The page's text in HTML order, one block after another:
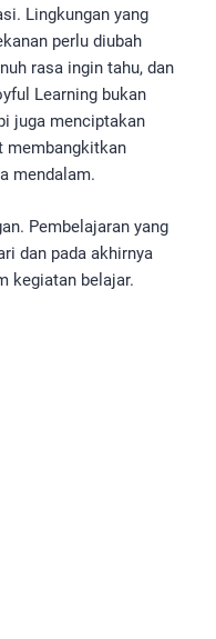
Lingkungan yang
perlu diubah
rasa ingin tahu, dan
Learning bukan
juga menciptakan
membangkitkan
mendalam.
Pembelajaran yang
dan pada akhirnya
kegiatan belajar.